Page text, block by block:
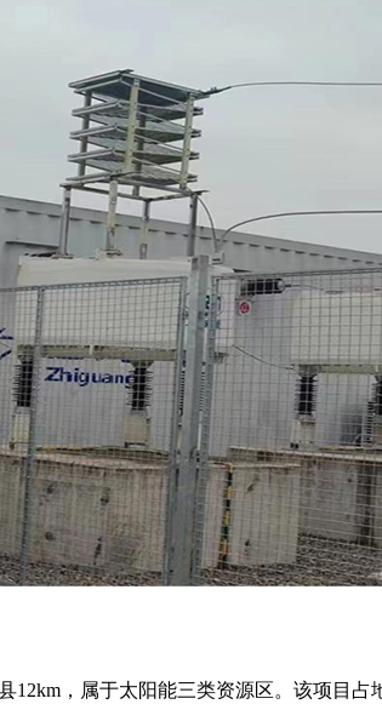
，属于太阳能三类资源区。该项目占